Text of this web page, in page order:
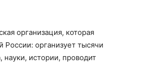
организация, которая
организует тысячи
истории, проводит